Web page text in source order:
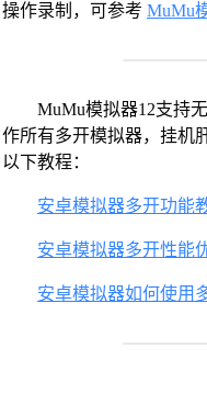
操作录制，可参考 MuMu
MuMu模拟器12支持
作所有多开模拟器，挂机
以下教程：
安卓模拟器多开功能
安卓模拟器多开性能
安卓模拟器如何使用